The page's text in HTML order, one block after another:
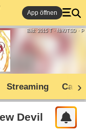
App öffnen
Bild: 2015 T · N/K/TSD · P
Streaming Cast
Devil